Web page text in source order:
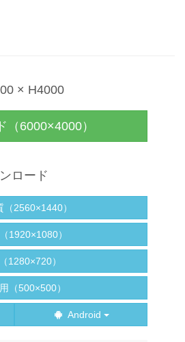
× H4000
（6000×4000）
ロード
2560×1440）
1920×1080）
1280×720）
（500×500）
Android